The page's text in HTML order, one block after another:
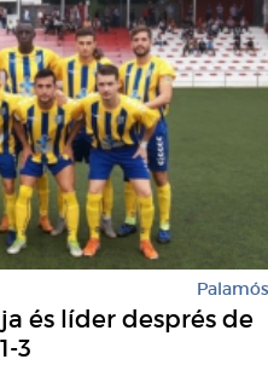
Palamós
és líder després de
3